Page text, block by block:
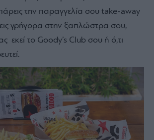
την παραγγελία σου take-away
γρήγορα στην ξαπλώστρα σου,
εκεί το Goody’s Club σου ή ό,τι